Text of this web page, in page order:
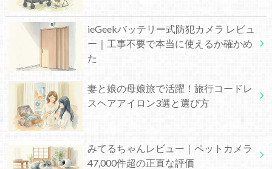
ieGeekバッテリー式防犯カメラ レビュ
ー｜工事不要で本当に使えるか確かめ
た
妻と娘の母娘旅で活躍！旅行コードレ
スヘアアイロン3選と選び方
みてるちゃんレビュー｜ペットカメラ
47,000件超の正直な評価